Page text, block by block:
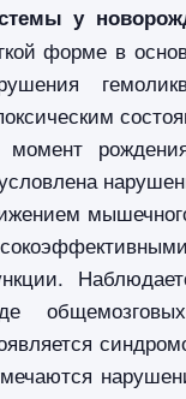
у
форме в
момент